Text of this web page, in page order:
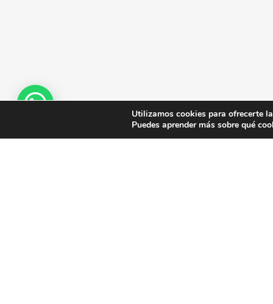
Utilizamos cookies para ofrecerte
Puedes aprender más sobre qué